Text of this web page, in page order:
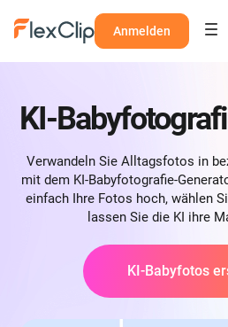
Anmelden
KI-
Verwandeln Sie Alltagsfotos in
mit dem KI-Babyfotografie-
einfach Ihre Fotos hoch, wählen
lassen Sie die KI ihre
KI-Babyfotos